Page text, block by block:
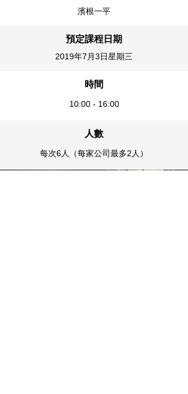
濱根一平
預定課程日期
2019年7月3日星期三
時間
10:00 - 16:00
人數
每次6人（每家公司最多2人）